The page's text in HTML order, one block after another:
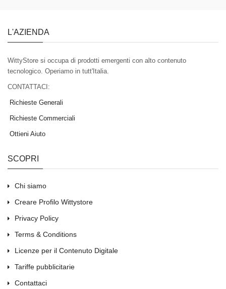
L'AZIENDA
WittyStore si occupa di prodotti emergenti con alto contenuto
tecnologico. Operiamo in tutt'Italia.
CONTATTACI:
Richieste Generali
Richieste Commerciali
Ottieni Aiuto
SCOPRI
Chi siamo
Creare Profilo Wittystore
Privacy Policy
Terms & Conditions
Licenze per il Contenuto Digitale
Tariffe pubblicitarie
Contattaci